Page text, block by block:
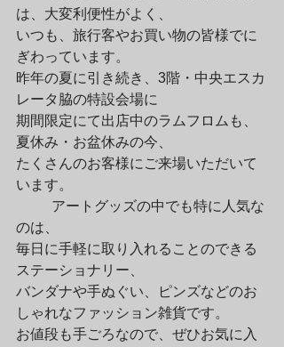
は、大変利便性がよく、
いつも、旅行客やお買い物の皆様でに
ぎわっています。
昨年の夏に引き続き、3階・中央エスカ
レータ脇の特設会場に
期間限定にて出店中のラムフロムも、
夏休み・お盆休みの今、
たくさんのお客様にご来場いただいて
います。
のは、
毎日に手軽に取り入れることのできる
ステーショナリー、
バンダナや手ぬぐい、ピンズなどのお
しゃれなファッション雑貨です。
お値段も手ごろなので、ぜひお気に入